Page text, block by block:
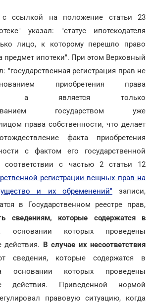
ссылкой на положение статьи 23
указал: "статус ипотекодателя
лицо, к которому перешло право
предмет ипотеки". При этом Верховный
"государственная регистрация прав не
приобретения права
а является только
государством уже
права собственности, что делает
факта приобретения
с фактом его государственной
соответствии с частью 2 статьи 12
регистрации вещных прав на
и их обременений" записи,
в Государственном реестре прав,
сведениям, которые содержатся в
которых проведены
действия. В случае их несоответствия
сведения, которые содержатся в
основании которых проведены
действия. Приведенной нормой
правовую ситуацию, когда